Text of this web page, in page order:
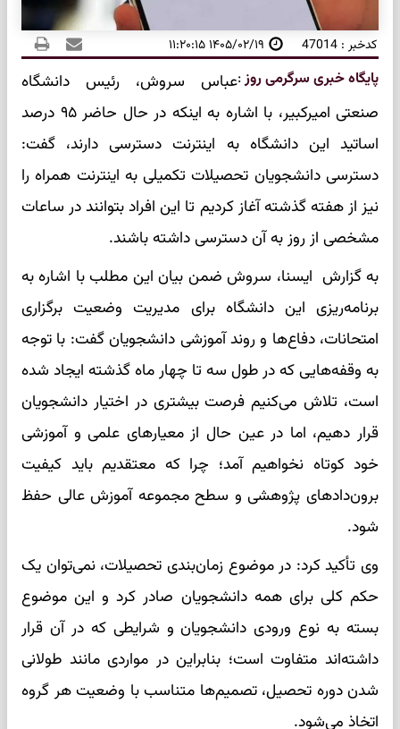
کدخبر : 47014 ۱۴۰۵/۰۲/۱۹ ۱۱:۲۰:۱۵
پایگاه خبری سرگرمی روز:عباس سروش، رئیس دانشگاه
صنعتی امیرکبیر، با اشاره به اینکه در حال حاضر ۹۵ درصد
اساتید این دانشگاه به اینترنت دسترسی دارند، گفت:
دسترسی دانشجویان تحصیلات تکمیلی به اینترنت همراه را
نیز از هفته گذشته آغاز کردیم تا این افراد بتوانند در ساعات
مشخصی از روز به آن دسترسی داشته باشند.
به گزارش ایسنا، سروش ضمن بیان این مطلب با اشاره به
برنامه‌ریزی این دانشگاه برای مدیریت وضعیت برگزاری
امتحانات، دفاع‌ها و روند آموزشی دانشجویان گفت: با توجه
به وقفه‌هایی که در طول سه تا چهار ماه گذشته ایجاد شده
است، تلاش می‌کنیم فرصت بیشتری در اختیار دانشجویان
قرار دهیم، اما در عین حال از معیارهای علمی و آموزشی
خود کوتاه نخواهیم آمد؛ چرا که معتقدیم باید کیفیت
برون‌دادهای پژوهشی و سطح مجموعه آموزش عالی حفظ
شود.
وی تأکید کرد: در موضوع زمان‌بندی تحصیلات، نمی‌توان یک
حکم کلی برای همه دانشجویان صادر کرد و این موضوع
بسته به نوع ورودی دانشجویان و شرایطی که در آن قرار
داشته‌اند متفاوت است؛ بنابراین در مواردی مانند طولانی
شدن دوره تحصیل، تصمیم‌ها متناسب با وضعیت هر گروه
اتخاذ می‌شود.